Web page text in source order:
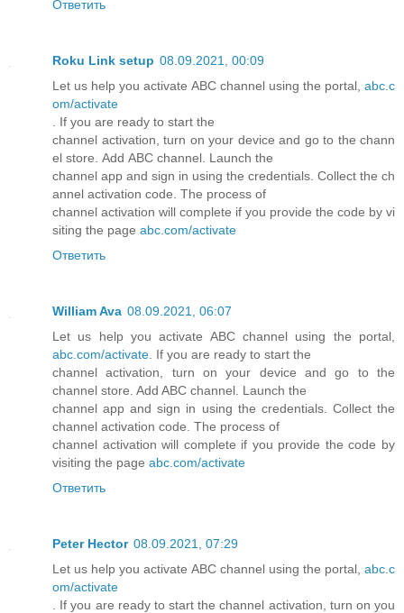
Ответить
Roku Link setup 08.09.2021, 00:09
Let us help you activate ABC channel using the portal, abc.c
om/activate
. If you are ready to start the
channel activation, turn on your device and go to the chann
el store. Add ABC channel. Launch the
channel app and sign in using the credentials. Collect the ch
annel activation code. The process of
channel activation will complete if you provide the code by vi
siting the page abc.com/activate
Ответить
William Ava 08.09.2021, 06:07
Let us help you activate ABC channel using the portal,
abc.com/activate . If you are ready to start the
channel activation, turn on your device and go to the
channel store. Add ABC channel. Launch the
channel app and sign in using the credentials. Collect the
channel activation code. The process of
channel activation will complete if you provide the code by
visiting the page abc.com/activate
Ответить
Peter Hector 08.09.2021, 07:29
Let us help you activate ABC channel using the portal, abc.c
om/activate
. If you are ready to start the channel activation, turn on you